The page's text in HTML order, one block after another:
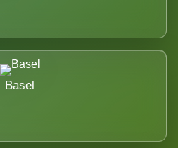
Basel